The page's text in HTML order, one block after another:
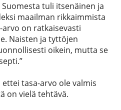
tuli itsenäinen ja
maailman rikkaimmista
on ratkaisevasti
Naisten ja tyttöjen
oikein, mutta se
tasa-arvo ole valmis
on vielä tehtävä.